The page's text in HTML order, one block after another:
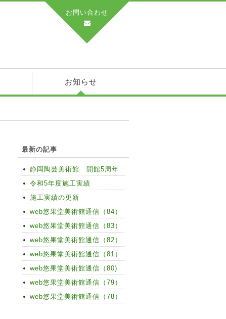
お問い合わせ
お知らせ
最新の記事
静岡陶芸美術館 開館5周年
令和5年度施工実績
施工実績の更新
web悠果堂美術館通信（84）
web悠果堂美術館通信（83）
web悠果堂美術館通信（82）
web悠果堂美術館通信（81）
web悠果堂美術館通信（80)
web悠果堂美術館通信（79）
web悠果堂美術館通信（78）